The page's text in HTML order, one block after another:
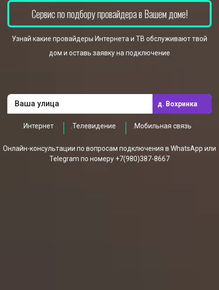
Сервис по подбору провайдера в Вашем доме!
Узнай какие провайдеры Интернета и ТВ обслуживают твой
дом и оставь заявку на подключение
д. Вохринка
.Интернет .Телевидение .Мобильная связь
Онлайн-консультации по вопросам подключения в WhatsApp или
Telegram по номеру +7(980)387-8667